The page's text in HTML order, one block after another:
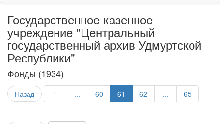
Государственное казенное
учреждение "Центральный
государственный архив Удмуртской
Республики"
Фонды (1934)
Назад 1 ... 60 61 62 ... 65